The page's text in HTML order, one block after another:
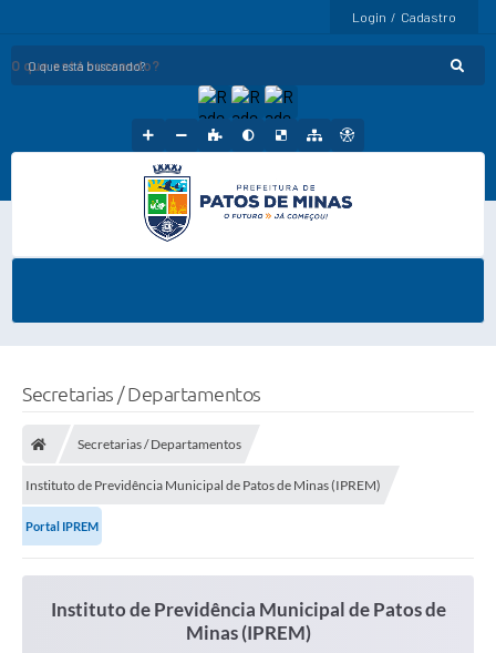
Login / Cadastro
O que está buscando?
Secretarias / Departamentos
Secretarias / Departamentos
Instituto de Previdência Municipal de Patos de Minas (IPREM)
Portal IPREM
Instituto de Previdência Municipal de Patos de
Minas (IPREM)